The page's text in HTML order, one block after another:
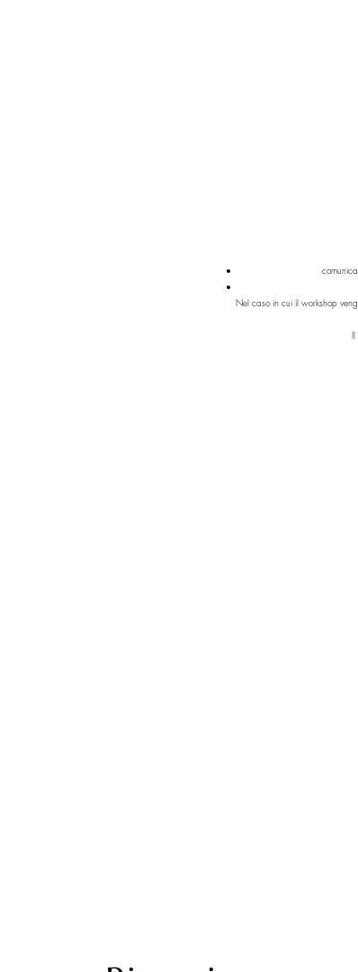
Nel caso in cui il workshop
Il